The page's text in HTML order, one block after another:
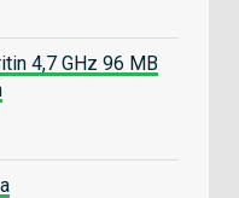
4,7 GHz 96 MB